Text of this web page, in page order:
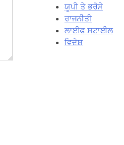
ਯੂਪੀ ਤੇ ਭਰੋਸੇ
ਰਾਜਨੀਤੀ
ਲਾਈਫ ਸਟਾਈਲ
ਵਿਦੇਸ਼